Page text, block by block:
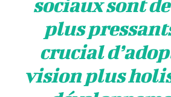
plus
crucial
vision plus